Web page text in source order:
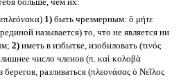
1)быть чрезмерным: ὃ μήτε
называется) то, что не является ни
2)иметь в избытке, изобиловать (τινός
число членов (π. καὶ κολοβὰ
разливаться (πλεονάσας ὁ Νεῖλος